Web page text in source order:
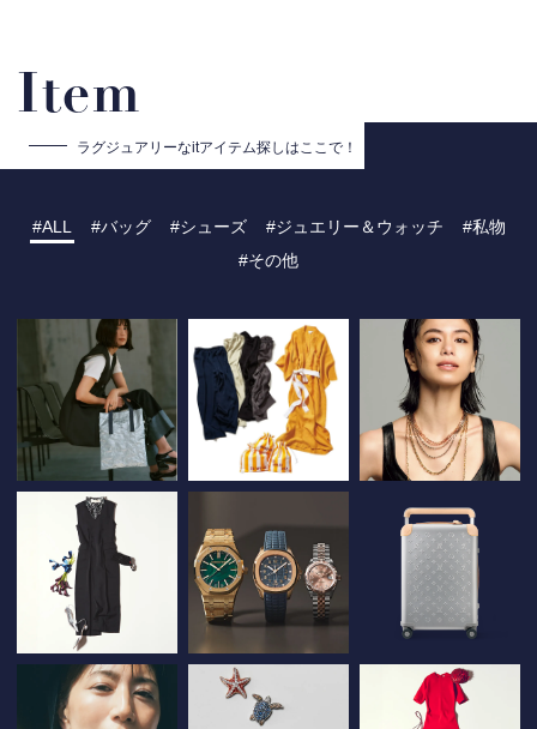
Item
ラグジュアリーなitアイテム探しはここで！
ALL バッグ シューズ ジュエリー＆ウォッチ
私物
その他